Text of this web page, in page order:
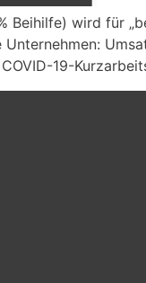
Beihilfe) wird für
19-